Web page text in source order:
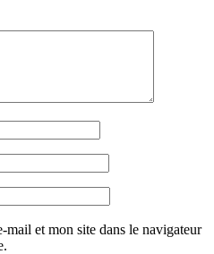
et mon site dans le navigateur